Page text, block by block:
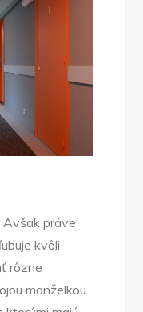
práve
kvôli
rôzne
manželkou